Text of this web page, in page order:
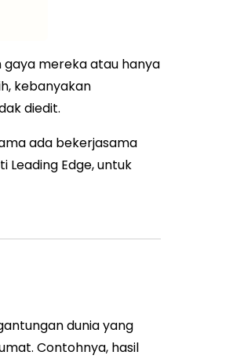
gaya mereka atau hanya
kebanyakan
diedit.
ada bekerjasama
Edge, untuk
dunia yang
Contohnya, hasil